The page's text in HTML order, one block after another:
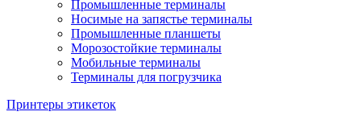
Промышленные терминалы
Носимые на запястье терминалы
Промышленные планшеты
Морозостойкие терминалы
Мобильные терминалы
Терминалы для погрузчика
Принтеры этикеток